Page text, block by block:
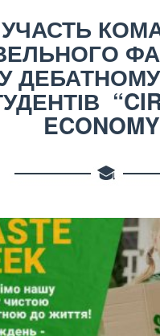
УЧАСТЬ
ДЕБАТНОМУ